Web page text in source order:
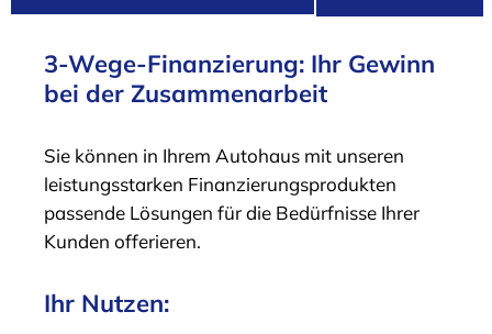
3-Wege-Finanzierung: Ihr Gewinn
bei der Zusammenarbeit
Sie können in Ihrem Autohaus mit unseren
leistungsstarken Finanzierungs­produkten
passende Lösungen für die Bedürfnisse Ihrer
Kunden offerieren.
Ihr Nutzen: